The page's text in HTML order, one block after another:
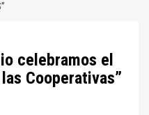
celebramos el
Cooperativas”